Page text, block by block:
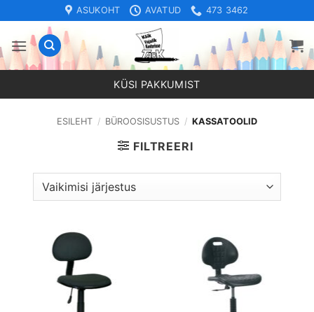
to
content
ASUKOHT AVATUD 473 3462
KÜSI PAKKUMIST
ESILEHT / BÜROOSISUSTUS / KASSATOOLID
FILTREERI